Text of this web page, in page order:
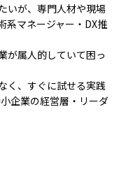
いが、専門人材や現場
系マネージャー・DX推
が属人的していて困っ
く、すぐに試せる実践
企業の経営層・リーダ